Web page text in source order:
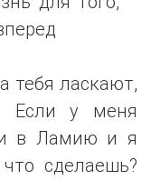
тебя ласкают,
Если у меня
в Ламию и я
сделаешь?